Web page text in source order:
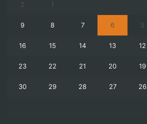
1
2
5
6
7
8
9
12
13
14
15
16
19
20
21
22
23
26
27
28
29
30